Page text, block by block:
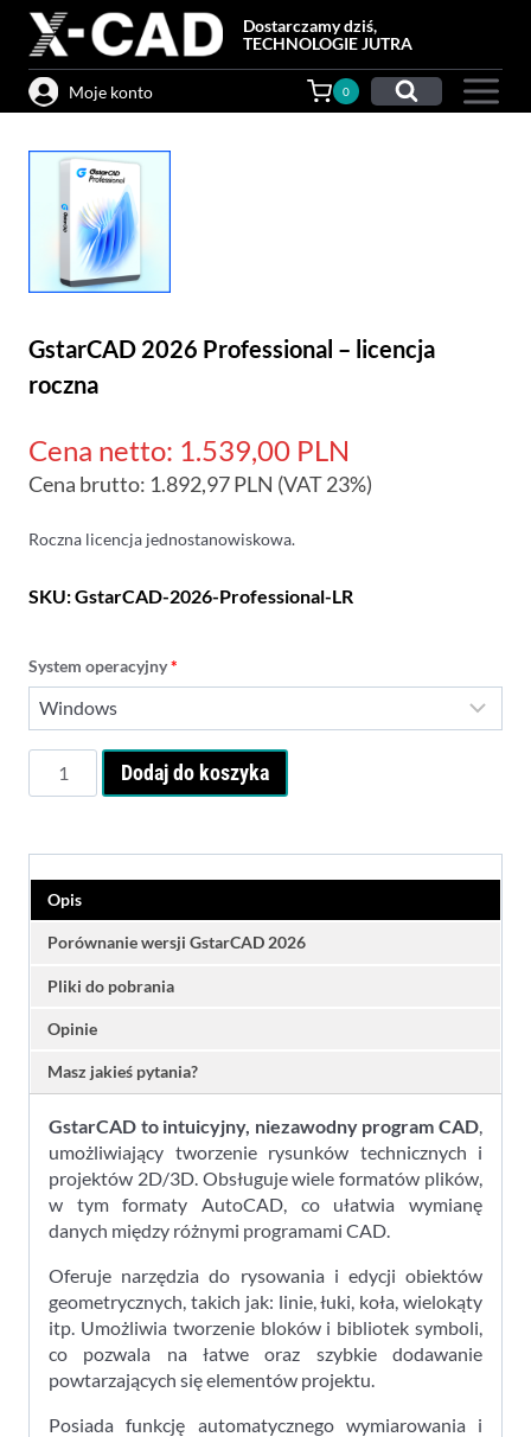
Przejdź
treści
Dostarczamy dziś,
TECHNOLOGIE JUTRA
Moje konto 0
GstarCAD 2026 Professional – licencja
roczna
Cena netto: 1.539,00 PLN
Cena brutto: 1.892,97PLN (VAT 23%)
Roczna licencja jednostanowiskowa.
SKU:GstarCAD-2026-Professional-LR
System operacyjny*
GstarCAD
licencja
roczna
Dodaj do koszyka
Opis
Porównanie wersji GstarCAD 2026
Pliki do pobrania
Opinie
Masz jakieś pytania?
GstarCAD to intuicyjny, niezawodny program CAD
umożliwiający tworzenie rysunków technicznych i
projektów 2D/3D. Obsługuje wiele formatów plików,
w tym formaty AutoCAD, co ułatwia wymianę
danych między różnymi programami CAD.
Oferuje narzędzia do rysowania i edycji obiektów
geometrycznych, takich jak: linie, łuki, koła, wielokąty
itp. Umożliwia tworzenie bloków i bibliotek symboli,
co pozwala na łatwe oraz szybkie dodawanie
powtarzających się elementów projektu.
Posiada funkcję automatycznego wymiarowania i